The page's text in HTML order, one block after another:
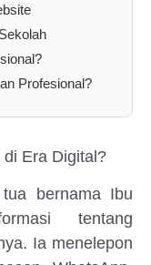
Profesional?
Era Digital?
bernama Ibu
tentang
Ia menelepon